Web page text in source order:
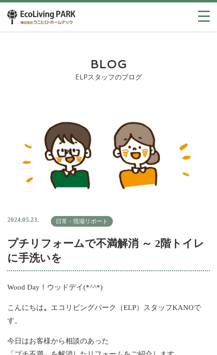
BLOG
ELPスタッフのブログ
2024.05.23. 日常・現場リポート
プチリフォームで不満解消 ～ 2階トイレ
に手洗いを
Wood Day！ウッドデイ(*^^*)
こんにちは。 エコリビングパーク（ELP）スタッフKANOで
す。
今日はお客様から相談のあった